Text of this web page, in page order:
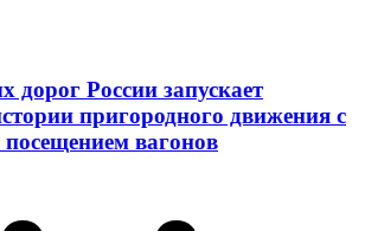
дорог России запускает
пригородного движения с
вагонов